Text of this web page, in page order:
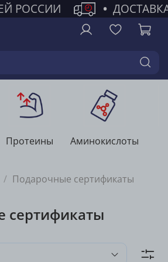
РОССИИ •
Протеины Аминокислоты
Подарочные сертификаты
сертификаты